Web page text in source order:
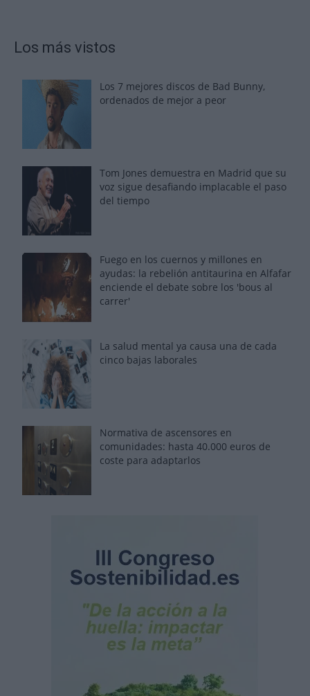
Los más vistos
Los 7 mejores discos de Bad Bunny,
ordenados de mejor a peor
Tom Jones demuestra en Madrid que su
voz sigue desafiando implacable el paso
del tiempo
Fuego en los cuernos y millones en
ayudas: la rebelión antitaurina en Alfafar
enciende el debate sobre los 'bous al
carrer'
La salud mental ya causa una de cada
cinco bajas laborales
Normativa de ascensores en
comunidades: hasta 40.000 euros de
coste para adaptarlos